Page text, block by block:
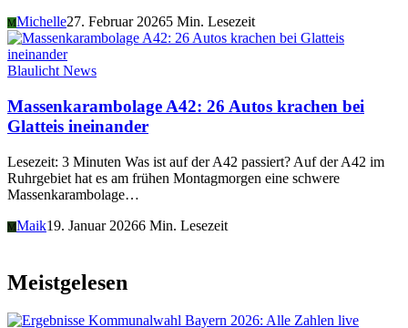
MMichelle27. Februar 20265 Min. Lesezeit
Blaulicht News
Massenkarambolage A42: 26 Autos krachen bei
Glatteis ineinander
Lesezeit: 3 Minuten Was ist auf der A42 passiert? Auf der A42 im
Ruhrgebiet hat es am frühen Montagmorgen eine schwere
Massenkarambolage…
MMaik19. Januar 20266 Min. Lesezeit
Meistgelesen